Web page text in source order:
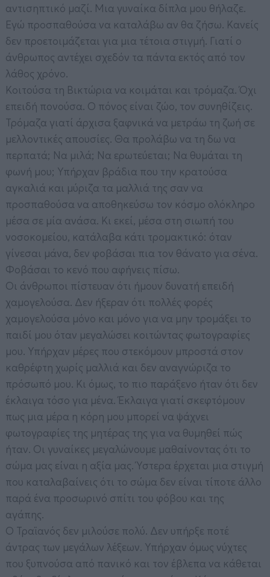
αντισηπτικό μαζί. Μια γυναίκα δίπλα μου θήλαζε.
Εγώ προσπαθούσα να καταλάβω αν θα ζήσω. Κανείς
δεν προετοιμάζεται για μια τέτοια στιγμή. Γιατί ο
άνθρωπος αντέχει σχεδόν τα πάντα εκτός από τον
λάθος χρόνο.
Κοιτούσα τη Βικτώρια να κοιμάται και τρόμαζα. Όχι
επειδή πονούσα. Ο πόνος είναι ζώο, τον συνηθίζεις.
Τρόμαζα γιατί άρχισα ξαφνικά να μετράω τη ζωή σε
μελλοντικές απουσίες. Θα προλάβω να τη δω να
περπατά; Να μιλά; Να ερωτεύεται; Να θυμάται τη
φωνή μου; Υπήρχαν βράδια που την κρατούσα
αγκαλιά και μύριζα τα μαλλιά της σαν να
προσπαθούσα να αποθηκεύσω τον κόσμο ολόκληρο
μέσα σε μία ανάσα. Κι εκεί, μέσα στη σιωπή του
νοσοκομείου, κατάλαβα κάτι τρομακτικό: όταν
γίνεσαι μάνα, δεν φοβάσαι πια τον θάνατο για σένα.
Φοβάσαι το κενό που αφήνεις πίσω.
Οι άνθρωποι πίστευαν ότι ήμουν δυνατή επειδή
χαμογελούσα. Δεν ήξεραν ότι πολλές φορές
χαμογελούσα μόνο και μόνο για να μην τρομάξει το
παιδί μου όταν μεγαλώσει κοιτώντας φωτογραφίες
μου. Υπήρχαν μέρες που στεκόμουν μπροστά στον
καθρέφτη χωρίς μαλλιά και δεν αναγνώριζα το
πρόσωπό μου. Κι όμως, το πιο παράξενο ήταν ότι δεν
έκλαιγα τόσο για μένα. Έκλαιγα γιατί σκεφτόμουν
πως μια μέρα η κόρη μου μπορεί να ψάχνει
φωτογραφίες της μητέρας της για να θυμηθεί πώς
ήταν. Οι γυναίκες μεγαλώνουμε μαθαίνοντας ότι το
σώμα μας είναι η αξία μας. Ύστερα έρχεται μια στιγμή
που καταλαβαίνεις ότι το σώμα δεν είναι τίποτε άλλο
παρά ένα προσωρινό σπίτι του φόβου και της
αγάπης.
Ο Τραϊανός δεν μιλούσε πολύ. Δεν υπήρξε ποτέ
άντρας των μεγάλων λέξεων. Υπήρχαν όμως νύχτες
που ξυπνούσα από πανικό και τον έβλεπα να κάθεται